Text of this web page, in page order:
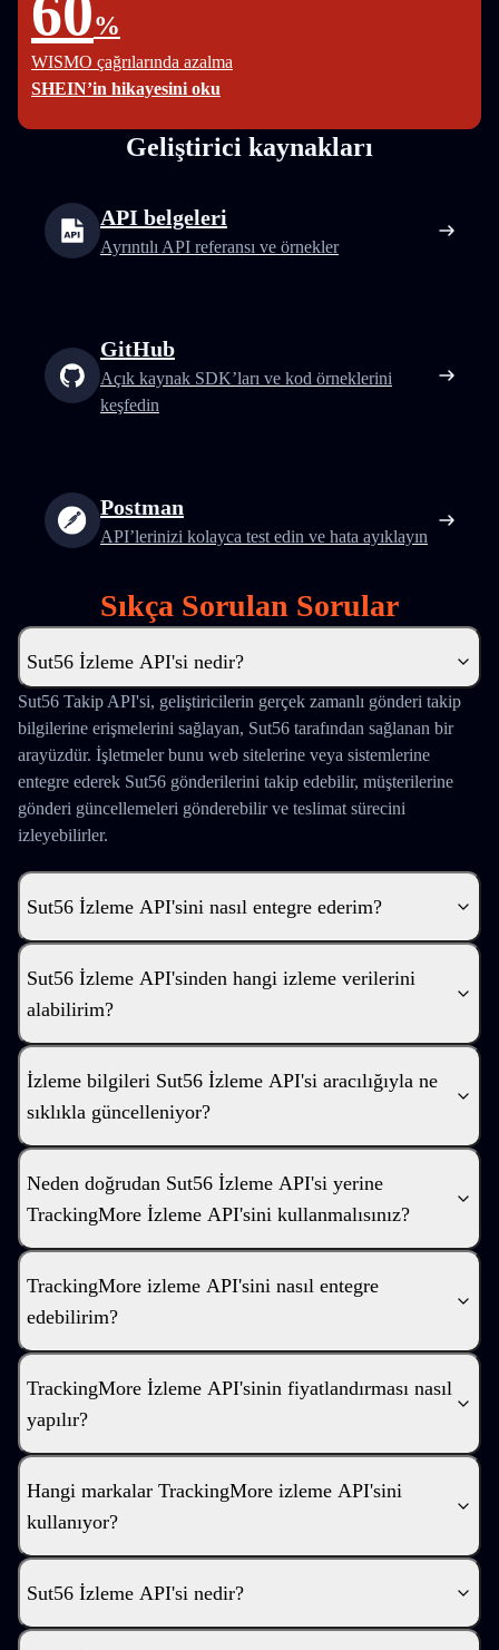
%
WISMO çağrılarında azalma
SHEIN’in hikayesini oku
Geliştirici kaynakları
API belgeleri
Ayrıntılı API referansı ve örnekler
GitHub
Açık kaynak SDK’ları ve kod örneklerini
keşfedin
Postman
API’lerinizi kolayca test edin ve hata ayıklayın
Sıkça Sorulan Sorular
Sut56 İzleme API'si nedir?
Sut56 Takip API'si, geliştiricilerin gerçek zamanlı gönderi takip
bilgilerine erişmelerini sağlayan, Sut56 tarafından sağlanan bir
arayüzdür. İşletmeler bunu web sitelerine veya sistemlerine
entegre ederek Sut56 gönderilerini takip edebilir, müşterilerine
gönderi güncellemeleri gönderebilir ve teslimat sürecini
izleyebilirler.
Sut56 İzleme API'sini nasıl entegre ederim?
Sut56 İzleme API'sinden hangi izleme verilerini
alabilirim?
İzleme bilgileri Sut56 İzleme API'si aracılığıyla ne
sıklıkla güncelleniyor?
Neden doğrudan Sut56 İzleme API'si yerine
TrackingMore İzleme API'sini kullanmalısınız?
TrackingMore izleme API'sini nasıl entegre
edebilirim?
TrackingMore İzleme API'sinin fiyatlandırması nasıl
yapılır?
Hangi markalar TrackingMore izleme API'sini
kullanıyor?
Sut56 İzleme API'si nedir?